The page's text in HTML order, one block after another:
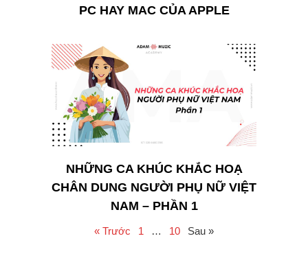
PC HAY MAC CỦA APPLE
NHỮNG CA KHÚC KHẮC HOẠ
CHÂN DUNG NGƯỜI PHỤ NỮ VIỆT
NAM – PHẦN 1
« Trước 1 … 10 Sau »